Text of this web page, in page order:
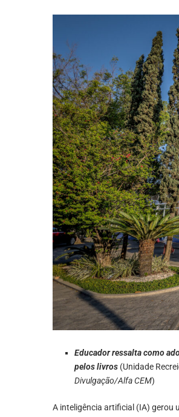
Educador ressalta como
pelos livros (Unidade
Divulgação/Alfa CEM)
A inteligência artificial (IA) gerou